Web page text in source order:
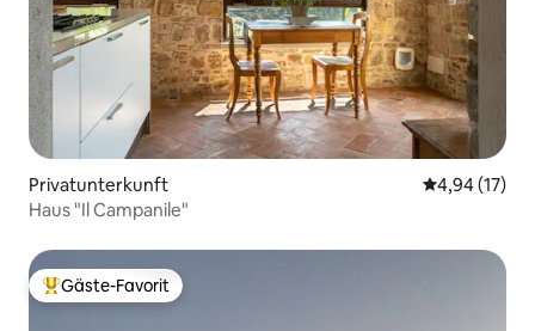
Privatunterkunft
4,94 (17)
Haus "Il Campanile"
Beliebter Gäste-Favorit.
Gäste-Favorit